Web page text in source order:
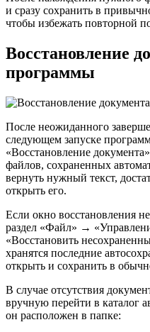
и сразу сохранить в
чтобы избежать повторной
Восстановление
программы
После неожиданного
следующем запуске
«Восстановление
файлов, сохраненных
вернуть нужный текст,
открыть его.
Если окно восстановления
раздел «Файл» →
«Восстановить
хранятся последние
открыть и сохранить в
В случае отсутствия
вручную перейти в каталог
он расположен в папке: